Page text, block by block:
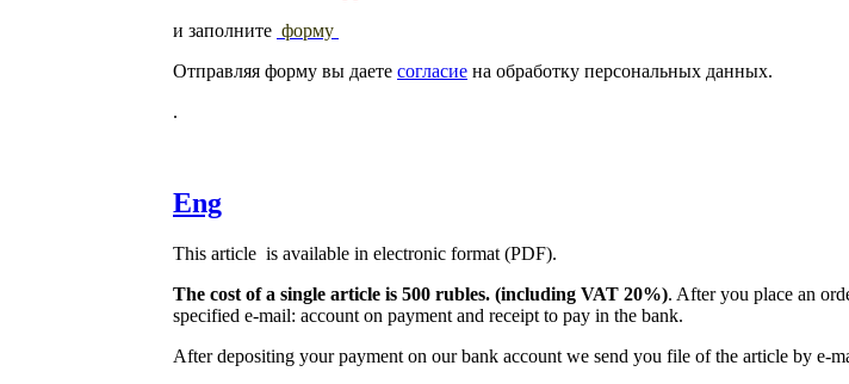
и заполните форму
Отправляя форму вы даете согласие на обработку персональных данных.
.
Eng
This article is available in electronic format (PDF).
The cost of a single article is 500 rubles. (including VAT 20%). After you place an
specified e-mail: account on payment and receipt to pay in the bank.
After depositing your payment on our bank account we send you file of the article by e-